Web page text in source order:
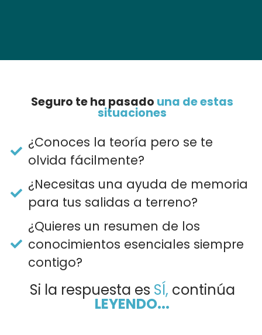
Seguro te ha pasado una de estas
situaciones
​¿Conoces la teoría pero se te
olvida fácilmente?
¿Necesitas una ayuda de memoria
para tus salidas a terreno?
​¿Quieres un resumen de los
conocimientos esenciales siempre
contigo?
Si la respuesta es SÍ, continúa
LEYENDO...